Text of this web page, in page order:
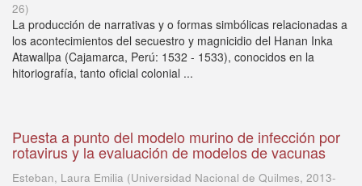
26)
La producción de narrativas y o formas simbólicas relacionadas a
los acontecimientos del secuestro y magnicidio del Hanan Inka
Atawallpa (Cajamarca, Perú: 1532 - 1533), conocidos en la
hitoriografía, tanto oficial colonial ...
Puesta a punto del modelo murino de infección por
rotavirus y la evaluación de modelos de vacunas
Esteban, Laura Emilia (Universidad Nacional de Quilmes, 2013-